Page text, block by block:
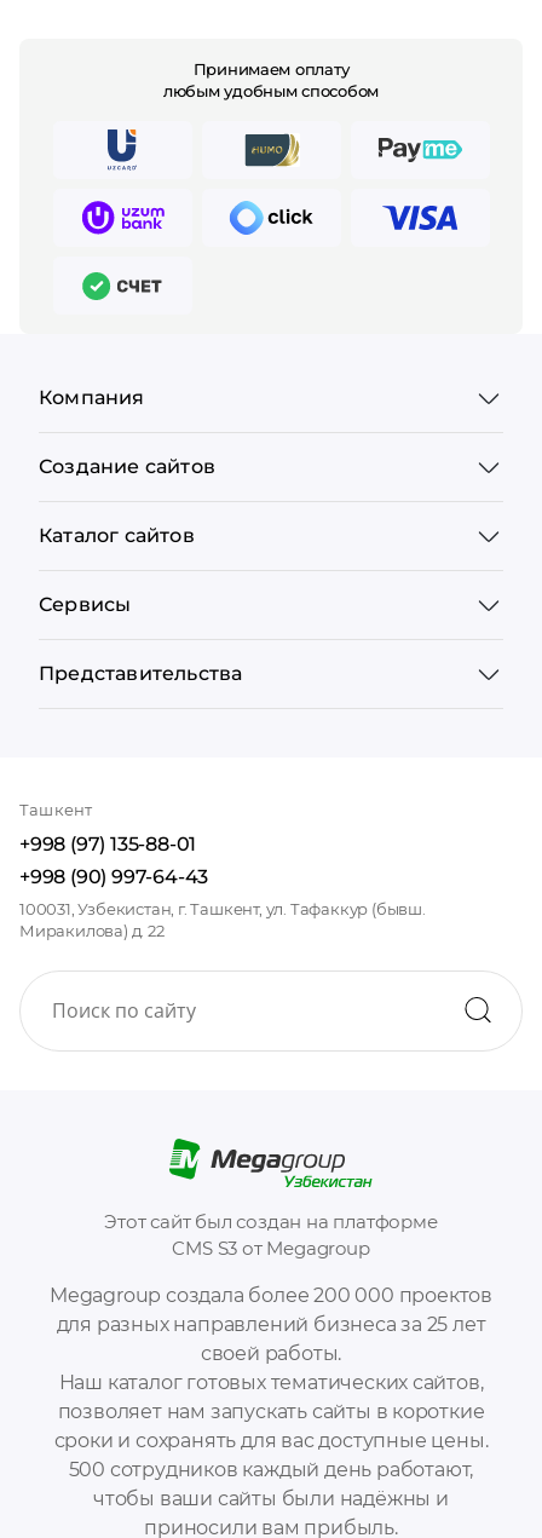
Принимаем оплату
любым удобным способом
Megagroup создала более 200 000 проектов
для разных направлений бизнеса за 25 лет
своей работы.
Наш каталог готовых тематических сайтов,
позволяет нам запускать сайты в короткие
сроки и сохранять для вас доступные цены.
500 сотрудников каждый день работают,
чтобы ваши сайты были надёжны и
приносили вам прибыль.
Этот сайт был создан на платформе
CMS S3 от Megagroup
Компания
Создание сайтов
Каталог сайтов
Сервисы
Представительства
Ташкент
+998 (97) 135-88-01
+998 (90) 997-64-43
100031, Узбекистан, г. Ташкент, ул. Тафаккур (бывш.
Миракилова) д. 22